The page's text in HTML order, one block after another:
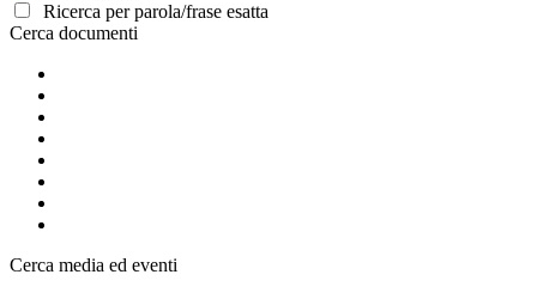
Ricerca per parola/frase esatta
Cerca documenti
Cerca media ed eventi